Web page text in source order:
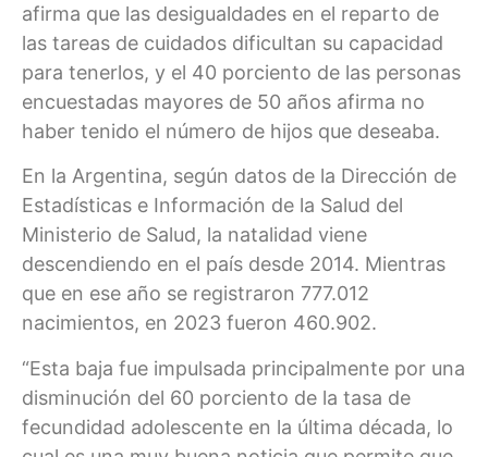
afirma que las desigualdades en el reparto de
las tareas de cuidados dificultan su capacidad
para tenerlos, y el 40 porciento de las personas
encuestadas mayores de 50 años afirma no
haber tenido el número de hijos que deseaba.
En la Argentina, según datos de la Dirección de
Estadísticas e Información de la Salud del
Ministerio de Salud, la natalidad viene
descendiendo en el país desde 2014. Mientras
que en ese año se registraron 777.012
nacimientos, en 2023 fueron 460.902.
“Esta baja fue impulsada principalmente por una
disminución del 60 porciento de la tasa de
fecundidad adolescente en la última década, lo